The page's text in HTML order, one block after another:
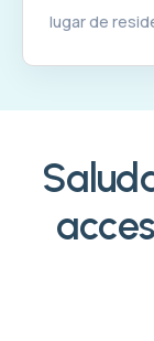
lugar de